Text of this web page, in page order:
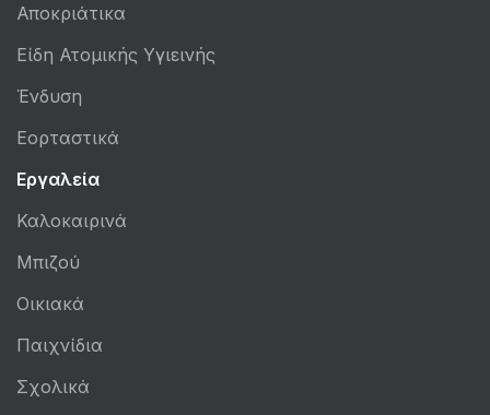
Αποκριάτικα
Είδη Ατομικής Υγιεινής
Ένδυση
Εορταστικά
Εργαλεία
Καλοκαιρινά
Μπιζού
Οικιακά
Παιχνίδια
Σχολικά